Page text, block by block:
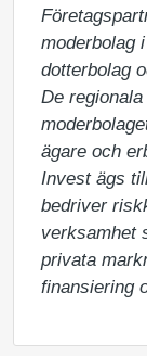
moderbolag
dotterbolag
De
ägare och
Invest ägs
bedriver
verksamhet
privata
finansiering